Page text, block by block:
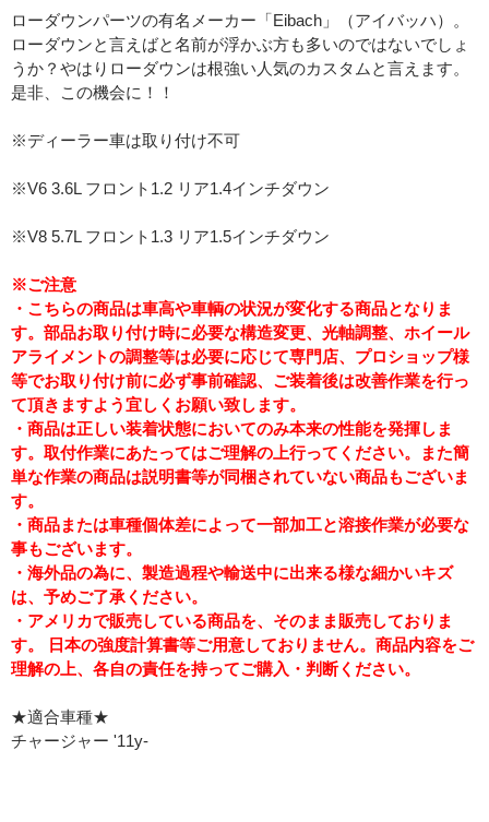
ローダウンパーツの有名メーカー「Eibach」（アイバッハ）。
ローダウンと言えばと名前が浮かぶ方も多いのではないでしょ
うか？やはりローダウンは根強い人気のカスタムと言えます。
是非、この機会に！！
※ディーラー車は取り付け不可
※V6 3.6L フロント1.2 リア1.4インチダウン
※V8 5.7L フロント1.3 リア1.5インチダウン
※ご注意
・こちらの商品は車高や車輌の状況が変化する商品となりま
す。部品お取り付け時に必要な構造変更、光軸調整、ホイール
アライメントの調整等は必要に応じて専門店、プロショップ様
等でお取り付け前に必ず事前確認、ご装着後は改善作業を行っ
て頂きますよう宜しくお願い致します。
・商品は正しい装着状態においてのみ本来の性能を発揮しま
す。取付作業にあたってはご理解の上行ってください。また簡
単な作業の商品は説明書等が同梱されていない商品もございま
す。
・商品または車種個体差によって一部加工と溶接作業が必要な
事もございます。
・海外品の為に、製造過程や輸送中に出来る様な細かいキズ
は、予めご了承ください。
・アメリカで販売している商品を、そのまま販売しておりま
す。 日本の強度計算書等ご用意しておりません。商品内容をご
理解の上、各自の責任を持ってご購入・判断ください。
★適合車種★
チャージャー '11y-